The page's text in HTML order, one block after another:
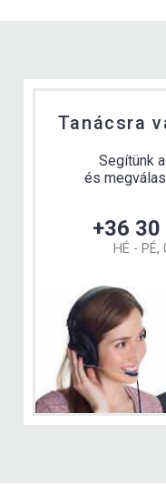
Tanácsra
Segítünk
és
+36
HÉ - PÉ,